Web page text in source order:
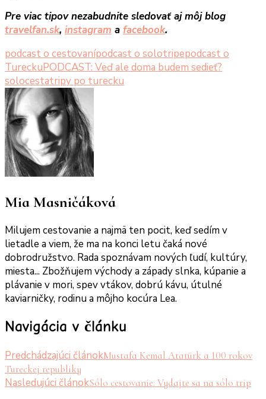
Pre viac tipov nezabudnite sledovať aj môj blog
travelfan.sk, instagram a facebook.
podcast o cestovanípodcast o solotripepodcast o
TureckuPODCAST: Veď ale doma budem sedieť?
solocestatripy po turecku
Mia Masničáková
Milujem cestovanie a najmä ten pocit, keď sedím v
lietadle a viem, že ma na konci letu čaká nové
dobrodružstvo. Rada spoznávam nových ľudí, kultúry,
miesta... Zbožňujem východy a západy slnka, kúpanie a
plávanie v mori, spev vtákov, dobrú kávu, útulné
kaviarničky, rodinu a môjho kocúra Lea.
Navigácia v článku
Predchádzajúci článokMustafa Kemal Atatürk a 100 rokov
Tureckej republiky
Nasledujúci článokSólo cestovanie: Vydajte sa na sólo trip